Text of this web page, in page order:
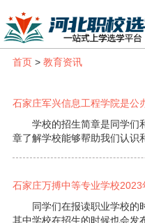
首页> 教育资讯
石家庄军兴信息工程学院是公
学校的招生简章是同学们
章了解学校能够帮助我们认识
石家庄万搏中等专业学校2023
同学们在报读职业学校的时
其中学校在招生的时候也会发